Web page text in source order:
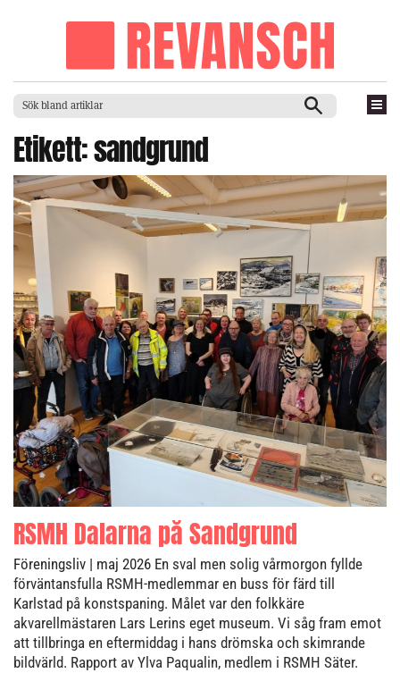
Etikett:sandgrund
RSMH Dalarna på Sandgrund
Föreningsliv | maj 2026 En sval men solig vårmorgon fyllde
förväntansfulla RSMH-medlemmar en buss för färd till
Karlstad på konstspaning. Målet var den folkkäre
akvarellmästaren Lars Lerins eget museum. Vi såg fram emot
att tillbringa en eftermiddag i hans drömska och skimrande
bildvärld. Rapport av Ylva Paqualin, medlem i RSMH Säter.